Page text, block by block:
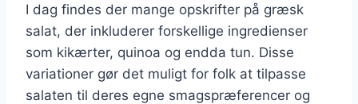
I dag findes der mange opskrifter på græsk
salat, der inkluderer forskellige ingredienser
som kikærter, quinoa og endda tun. Disse
variationer gør det muligt for folk at tilpasse
salaten til deres egne smagspræferencer og